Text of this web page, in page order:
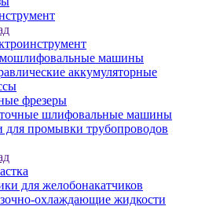
машины
аккумуляторные
фрезеры
шлифовальные машины
для промывки трубопроводов
для желобонакатчиков
охлаждающие жидкости